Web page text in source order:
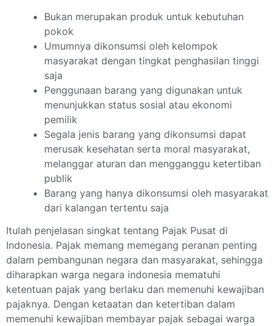
Bukan merupakan produk untuk kebutuhan
pokok
Umumnya dikonsumsi oleh kelompok
masyarakat dengan tingkat penghasilan tinggi
saja
Penggunaan barang yang digunakan untuk
menunjukkan status sosial atau ekonomi
pemilik
Segala jenis barang yang dikonsumsi dapat
merusak kesehatan serta moral masyarakat,
melanggar aturan dan mengganggu ketertiban
publik
Barang yang hanya dikonsumsi oleh masyarakat
dari kalangan tertentu saja
Itulah penjelasan singkat tentang Pajak Pusat di
Indonesia. Pajak memang memegang peranan penting
dalam pembangunan negara dan masyarakat, sehingga
diharapkan warga negara indonesia mematuhi
ketentuan pajak yang berlaku dan memenuhi kewajiban
pajaknya. Dengan ketaatan dan ketertiban dalam
memenuhi kewajiban membayar pajak sebagai warga